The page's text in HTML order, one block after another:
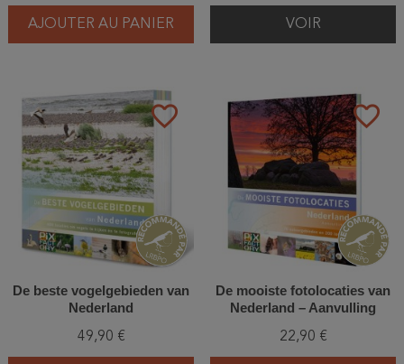
AJOUTER AU PANIER VOIR
favorite_border
De beste vogelgebieden van
Nederland
49,90 €
favorite_border
De mooiste fotolocaties van
Nederland – Aanvulling
22,90 €